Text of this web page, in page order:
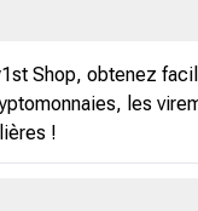
Shop, obtenez
les
!